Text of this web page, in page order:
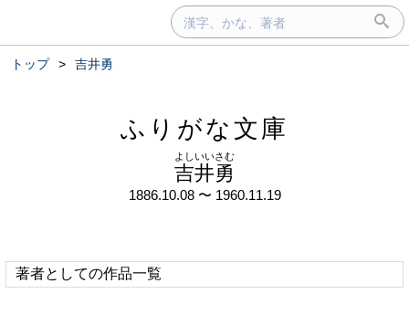
トップ > 吉井勇
ふりがな文庫
吉井勇
よしいいさむ
1886.10.08 〜 1960.11.19
著者としての作品一覧